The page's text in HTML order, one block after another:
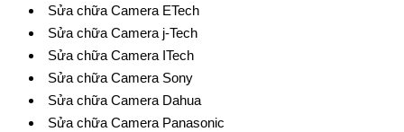
Sửa chữa Camera ETech
Sửa chữa Camera j-Tech
Sửa chữa Camera ITech
Sửa chữa Camera Sony
Sửa chữa Camera Dahua
Sửa chữa Camera Panasonic